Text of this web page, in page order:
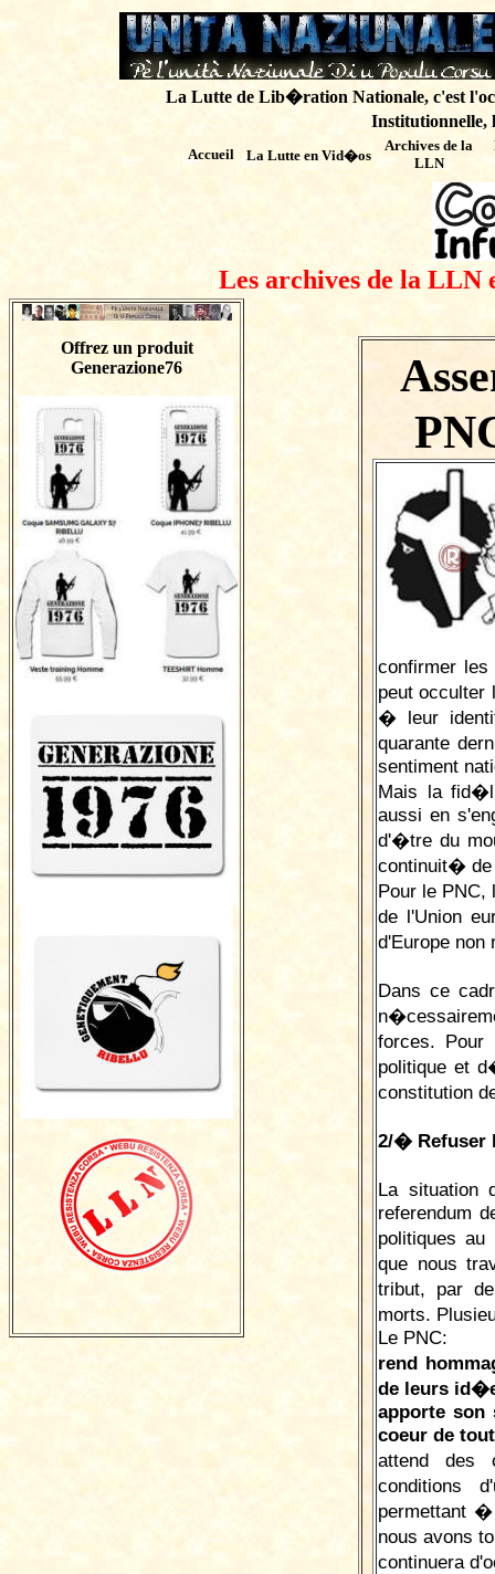
La Lutte de Lib�ration Nationale, c'est
Institutionnelle,
Accueil La Lutte en Vid�os
Archives de la
LLN
Les archives de la LLN
Offrez un produit
Generazione76
confirmer les
peut
� leur
quarante
sentiment
Mais la
aussi en
d'�tre du
continuit� de
Pour le
de l'Union
d'Europe
Dans ce
forces.
politique et
constitution
2/� Refuser
La situation
referendum
politiques
que nous
tribut, par
morts.
Le PNC:
rend
de leurs
apporte son
coeur de
attend des
conditions
permettant
nous avons
continuera